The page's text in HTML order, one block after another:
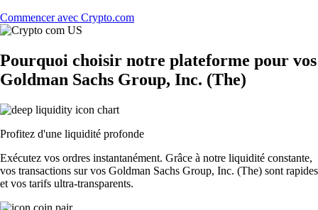
Commencer avec Crypto.com
Pourquoi choisir notre plateforme pour vos
Goldman Sachs Group, Inc. (The)
Profitez d'une liquidité profonde
Exécutez vos ordres instantanément. Grâce à notre liquidité constante,
vos transactions sur vos Goldman Sachs Group, Inc. (The) sont rapides
et vos tarifs ultra-transparents.